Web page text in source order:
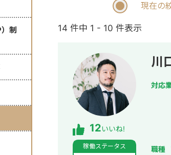
制
現在の
14 件中 1 - 10 件表示
12いいね!
稼働ステータス
川
対応
職種